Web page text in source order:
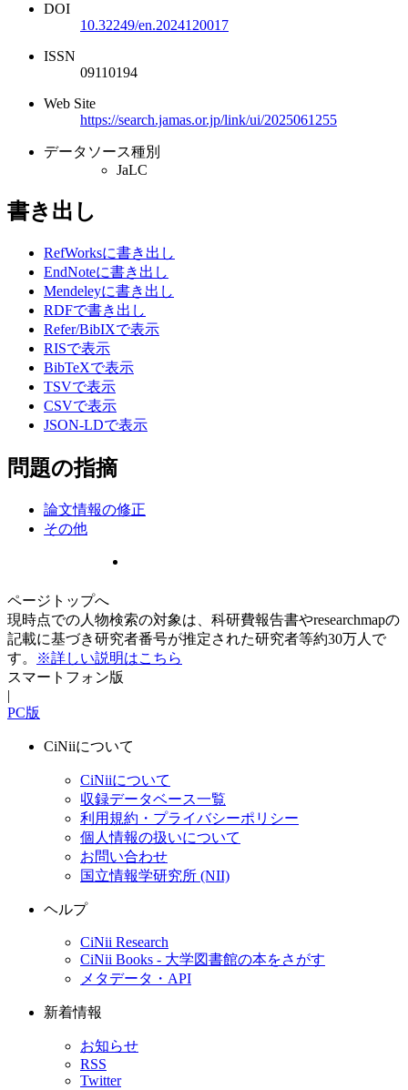
DOI
10.32249/en.2024120017
ISSN
09110194
Web Site
https://search.jamas.or.jp/link/ui/2025061255
データソース種別
JaLC
書き出し
RefWorksに書き出し
EndNoteに書き出し
Mendeleyに書き出し
RDFで書き出し
Refer/BibIXで表示
RISで表示
BibTeXで表示
TSVで表示
CSVで表示
JSON-LDで表示
問題の指摘
論文情報の修正
その他
ページトップへ
現時点での人物検索の対象は、科研費報告書やresearchmapの
記載に基づき研究者番号が推定された研究者等約30万人で
す。
※詳しい説明はこちら
スマートフォン版
|
PC版
CiNiiについて
CiNiiについて
収録データベース一覧
利用規約・プライバシーポリシー
個人情報の扱いについて
お問い合わせ
国立情報学研究所 (NII)
ヘルプ
CiNii Research
CiNii Books - 大学図書館の本をさがす
メタデータ・API
新着情報
お知らせ
RSS
Twitter